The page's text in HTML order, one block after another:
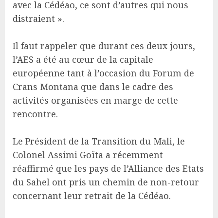
avec la Cédéao, ce sont d’autres qui nous
distraient ».
Il faut rappeler que durant ces deux jours,
l’AES a été au cœur de la capitale
européenne tant à l’occasion du Forum de
Crans Montana que dans le cadre des
activités organisées en marge de cette
rencontre.
Le Président de la Transition du Mali, le
Colonel Assimi Goïta a récemment
réaffirmé que les pays de l’Alliance des Etats
du Sahel ont pris un chemin de non-retour
concernant leur retrait de la Cédéao.